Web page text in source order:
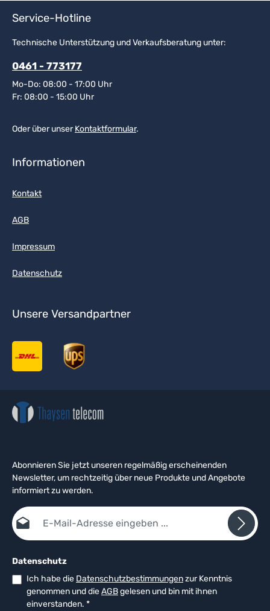
Service-Hotline
Technische Unterstützung und Verkaufsberatung unter:
0461 - 773177
Mo-Do: 08:00 - 17:00 Uhr
Fr: 08:00 - 15:00 Uhr
Oder über unserKontaktformular.
Informationen
Kontakt
AGB
Impressum
Datenschutz
Unsere Versandpartner
Abonnieren Sie jetzt unseren regelmäßig erscheinenden
Newsletter, um rechtzeitig über neue Produkte und Angebote
informiert zu werden.
E-Mail-Adresse*
Datenschutz
Ich habe die Datenschutzbestimmungenzur Kenntnis
genommen und dieAGBgelesen und bin mit ihnen
einverstanden. *